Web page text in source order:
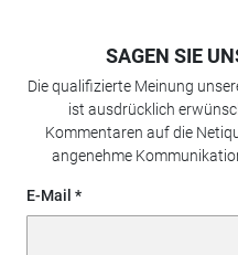
SAGEN SIE
Die qualifizierte Meinung
ist ausdrücklich
Kommentaren auf die
angenehme
E-Mail